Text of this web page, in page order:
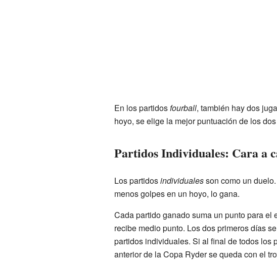
En los partidosfourball, también hay dos
hoyo, se elige la mejor puntuación de los
Partidos Individuales: Cara a
Los partidosindividualesson como un
menos golpes en un hoyo, lo gana.
Cada partido ganado suma un punto para
recibe medio punto. Los dos primeros días
partidos individuales. Si al final de todos los
anterior de la Copa Ryder se queda con el